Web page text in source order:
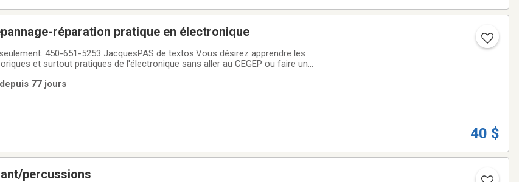
Cours de base de dépannage-réparation pratique en électronique
désirez apprendre les
au CEGEP ou faire un
77 jours
40 $
percussions